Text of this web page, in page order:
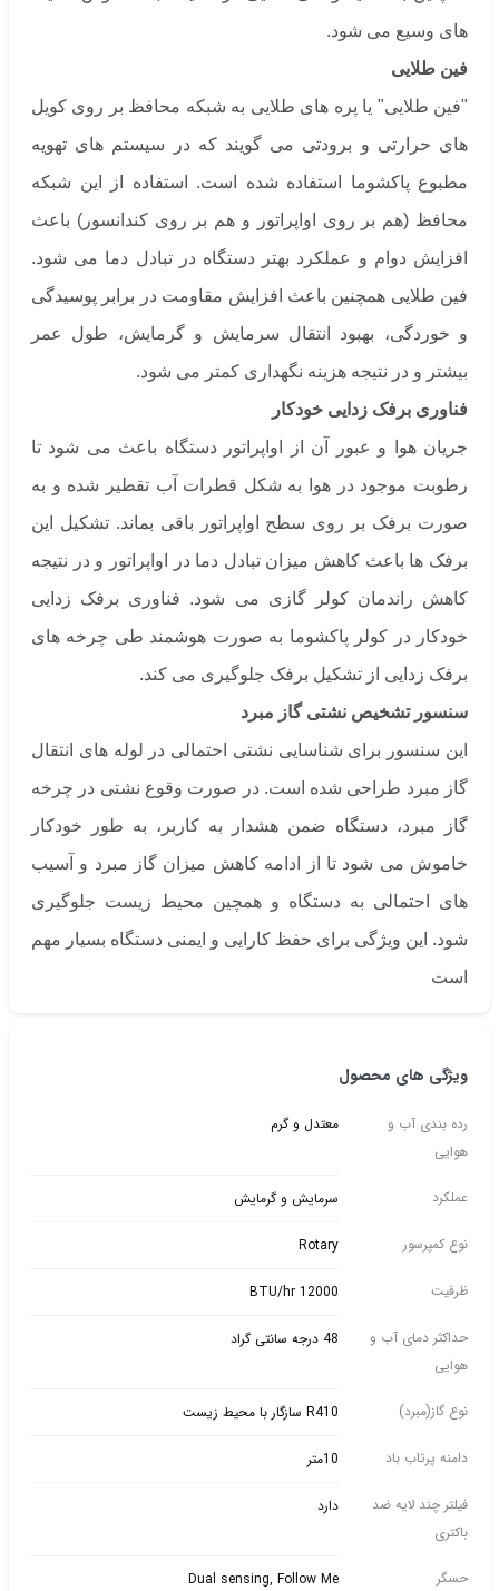
های وسیع می شود.
فین طلایی
"فین طلایی" یا پره های طلایی به شبکه محافظ بر روی کویل
های حرارتی و برودتی می گویند که در سیستم‌ های تهویه
مطبوع پاکشوما استفاده شده است. استفاده از این شبکه
محافظ (هم بر روی اواپراتور و هم بر روی کندانسور) باعث
افزایش دوام و عملکرد بهتر دستگاه در تبادل دما می شود.
فین طلایی همچنین باعث افزایش مقاومت در برابر پوسیدگی
و خوردگی، بهبود انتقال سرمایش و گرمایش، طول عمر
بیشتر و در نتیجه هزینه نگهداری کمتر می شود.
فناوری برفک زدایی خودکار
جریان هوا و عبور آن از اواپراتور دستگاه باعث می شود تا
رطوبت موجود در هوا به شکل قطرات آب تقطیر شده و به
صورت برفک بر روی سطح اواپراتور باقی بماند. تشکیل این
برفک ها باعث کاهش میزان تبادل دما در اواپراتور و در نتیجه
کاهش راندمان کولر گازی می شود. فناوری برفک زدایی
خودکار در کولر پاکشوما به صورت هوشمند طی چرخه های
برفک زدایی از تشکیل برفک جلوگیری می کند.
سنسور تشخیص نشتی گاز مبرد
این سنسور برای شناسایی نشتی احتمالی در لوله های انتقال
گاز مبرد طراحی شده است. در صورت وقوع نشتی در چرخه
گاز مبرد، دستگاه ضمن هشدار به کاربر، به ‌طور خودکار
خاموش می‌ شود تا از ادامه کاهش میزان گاز مبرد و آسیب
های احتمالی به دستگاه و همچین محیط زیست جلوگیری
شود. این ویژگی برای حفظ کارایی و ایمنی دستگاه بسیار مهم
است
ویژگی های محصول
رده بندی آب و
هوایی
معتدل و گرم
عملکرد سرمایش و گرمایش
نوع کمپرسور Rotary
ظرفیت 12000 BTU/hr
حداکثر دمای آب و
هوایی
48 درجه سانتی گراد
نوع گاز(مبرد) R410 سازگار با محیط زیست
دامنه پرتاب باد 10متر
فیلتر چند لایه ضد
باکتری
دارد
حسگر Dual sensing, Follow Me